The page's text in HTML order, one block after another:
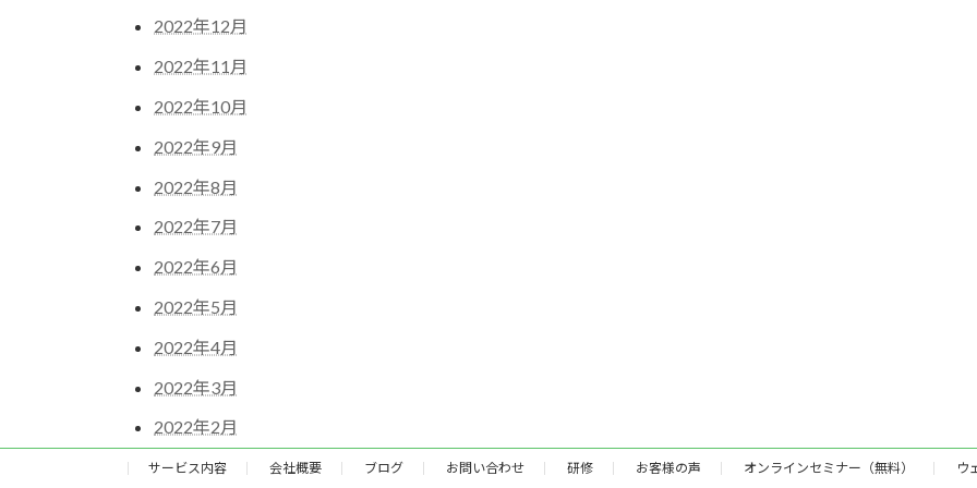
2022年12月
2022年11月
2022年10月
2022年9月
2022年8月
2022年7月
2022年6月
2022年5月
2022年4月
2022年3月
2022年2月
サービス内容 会社概要 ブログ お問い合わせ 研修 お客様の声 オンラインセミナー（無料） ウ